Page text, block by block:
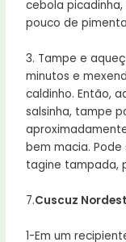
cebola
pouco de
3. Tampe e
minutos e
caldinho. Então,
salsinha, tampe
bem macia.
tagine tampada,
7.Cuscuz
1-Em um